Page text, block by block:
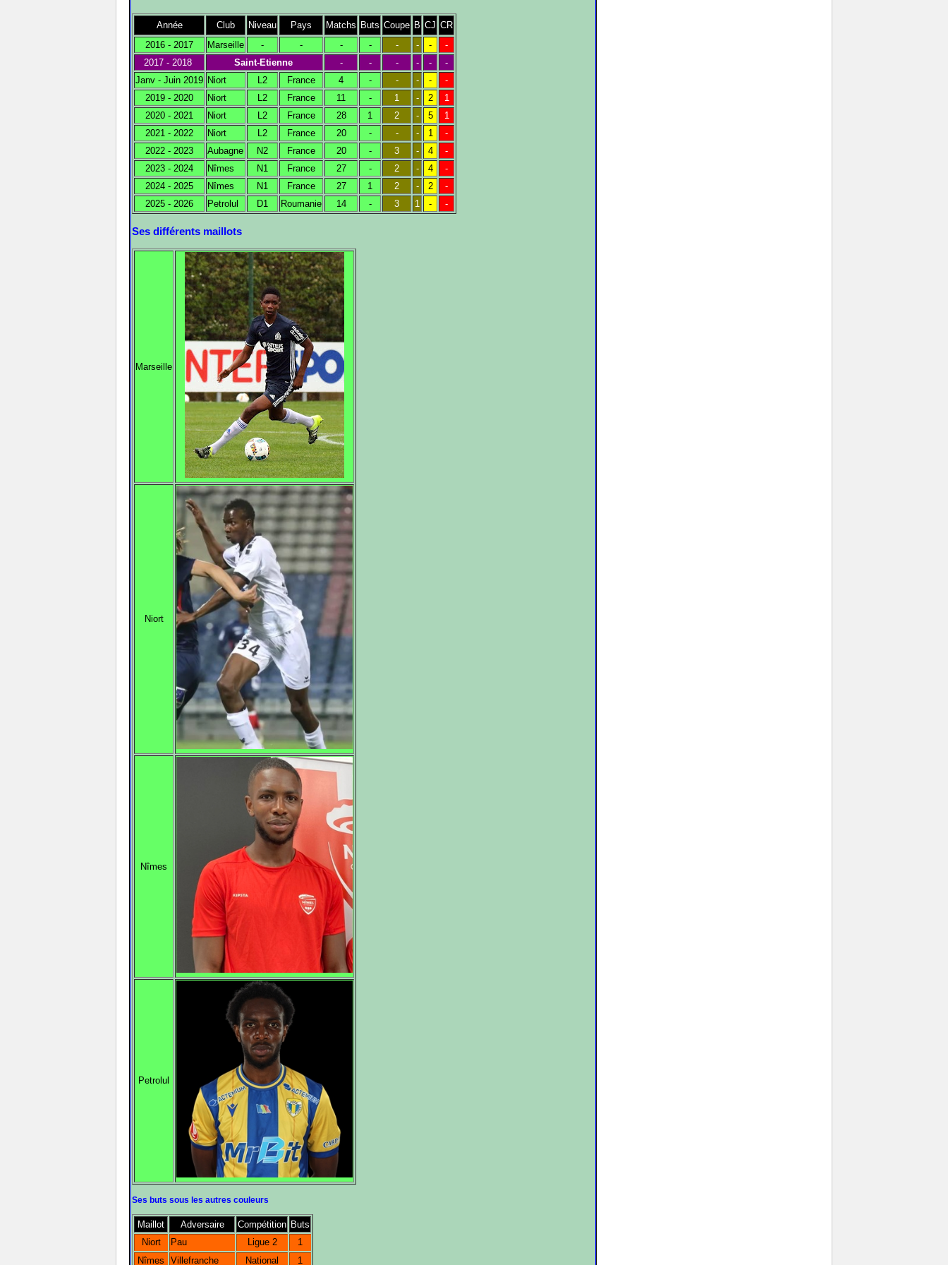
Année Club Niveau Pays Matchs Buts Coupe B CJ CR
2016 - 2017
Marseille - - - - - - -
-
2017 - 2018
Saint-Etienne - - - - -
-
Janv - Juin 2019 Niort L2 France 4 - - - -
-
2019 - 2020
Niort L2 France 11 - 1 - 2
1
2020 - 2021
Niort L2 France 28 1 2 - 5
1
2021 - 2022
Niort L2 France 20 - - - 1
-
2022 - 2023
Aubagne N2 France 20 - 3 - 4
-
2023 - 2024
Nîmes N1 France 27 - 2 - 4
-
2024 - 2025
Nîmes N1 France 27 1 2 - 2
-
2025 - 2026
Petrolul D1 Roumanie 14 - 3 1 - -
Ses différents maillots
Marseille
Niort
Nîmes
Petrolul
Ses buts sous les autres couleurs
Maillot Adversaire Compétition Buts
Niort
Pau Ligue 2
1
Nîmes
Villefranche National 1